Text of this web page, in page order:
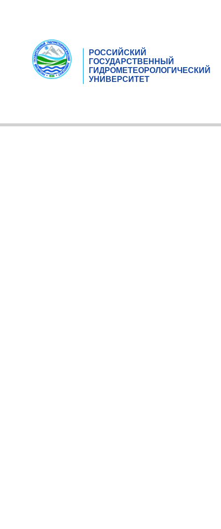
РОССИЙСКИЙ
ГОСУДАРСТВЕННЫЙ
ГИДРОМЕТЕОРОЛОГИЧЕСКИЙ
УНИВЕРСИТЕТ